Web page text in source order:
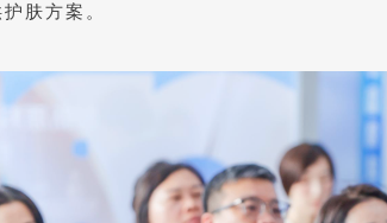
肤方案。